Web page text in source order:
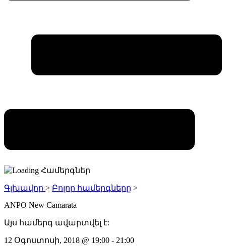
Գլխավոր > Բոլոր համերգները >
ANPO New Camarata
Այս համերգ ավարտվել է:
12 Օգոստոսի, 2018 @ 19:00 - 21:00